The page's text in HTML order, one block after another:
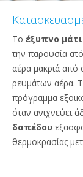
Το έξυπνο μάτι
την παρουσία
αέρα μακριά από
ρευμάτων αέρα.
πρόγραμμα
όταν ανιχνεύει
δαπέδου
θερμοκρασίας